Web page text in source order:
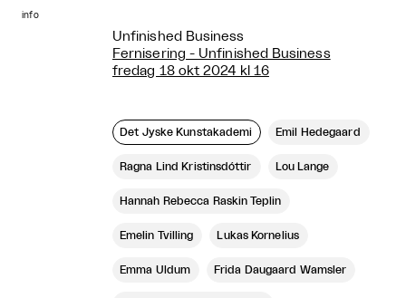
info
Unfinished Business
Fernisering - Unfinished Business
fredag 18 okt 2024 kl 16
Det Jyske Kunstakademi Emil Hedegaard
Ragna Lind Kristinsdóttir Lou Lange
Hannah Rebecca Raskin Teplin
Emelin Tvilling Lukas Kornelius
Emma Uldum Frida Daugaard Wamsler